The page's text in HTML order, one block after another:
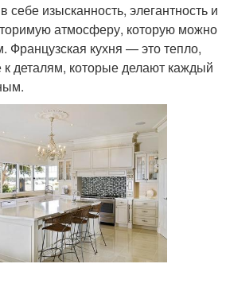
себе изысканность, элегантность и
атмосферу, которую можно
Французская кухня — это тепло,
деталям, которые делают каждый